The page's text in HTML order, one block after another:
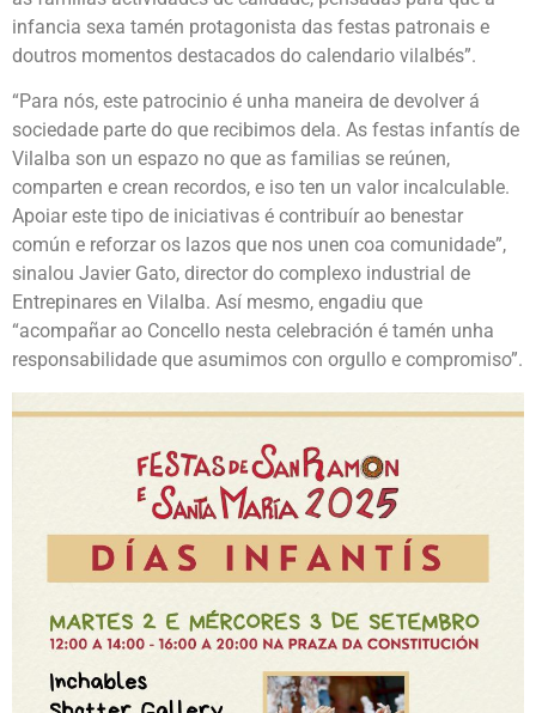
infancia sexa tamén protagonista das festas patronais e
doutros momentos destacados do calendario vilalbés”.
“Para nós, este patrocinio é unha maneira de devolver á
sociedade parte do que recibimos dela. As festas infantís de
Vilalba son un espazo no que as familias se reúnen,
comparten e crean recordos, e iso ten un valor incalculable.
Apoiar este tipo de iniciativas é contribuír ao benestar
común e reforzar os lazos que nos unen coa comunidade”,
sinalou Javier Gato, director do complexo industrial de
Entrepinares en Vilalba. Así mesmo, engadiu que
“acompañar ao Concello nesta celebración é tamén unha
responsabilidade que asumimos con orgullo e compromiso”.